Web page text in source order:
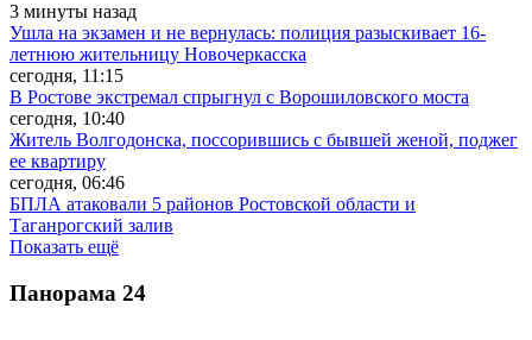
3 минуты назад
Ушла на экзамен и не вернулась: полиция разыскивает 16-
летнюю жительницу Новочеркасска
сегодня, 11:15
В Ростове экстремал спрыгнул с Ворошиловского моста
сегодня, 10:40
Житель Волгодонска, поссорившись с бывшей женой, поджег
ее квартиру
сегодня, 06:46
БПЛА атаковали 5 районов Ростовской области и
Таганрогский залив
Показать ещё
Панорама 24